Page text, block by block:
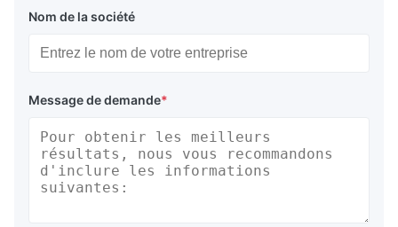
Nom de la société
Message de demande*